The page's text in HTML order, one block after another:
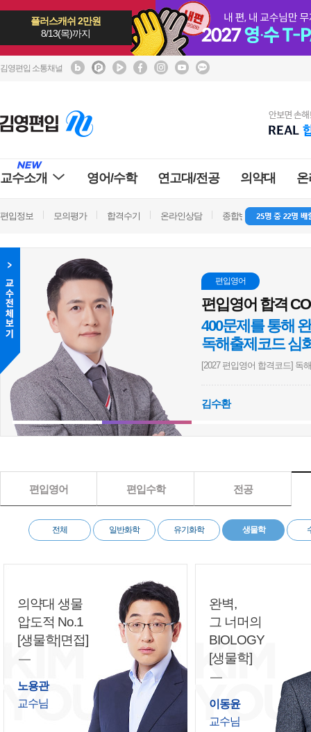
플러스캐쉬 2만원
8/13(목)까지
김영편입 소통채널
교수소개 영어/수학 연고대/전공 의약대
편입정보 모의평가 합격수기 온라인상담 종합반 방문상담
편입영어
편입영어 합격
400문제를 통해
독해출제코드 심
[2027 편입영어 합격코드] 독
김수환
화
[이정민] [2027 BIOstory] 의학계열 편입생물 심화 1000제 문제풀이
영어
[이지훈] [2027 쉬운편입]
편입영어 편입수학 전공
전체 일반화학 유기화학 생물학
의약대 생물
압도적 No.1
[생물학|면접]
노용관
교수님
완벽,
그 너머의
BIOLOGY
[생물학]
이동윤
교수님